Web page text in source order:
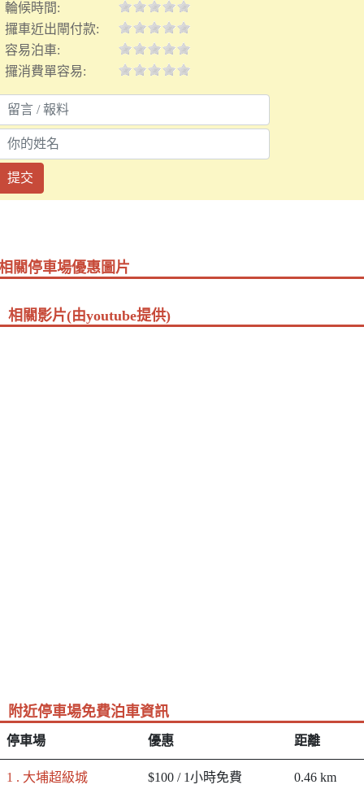
輪候時間:
攞車近出閘付款:
容易泊車:
攞消費單容易:
提交
關停車場優惠圖片
相關影片(由youtube提供)
附近停車場免費泊車資訊
停車場 優惠 距離
1 . 大埔超級城 $100 / 1小時免費 0.46 km